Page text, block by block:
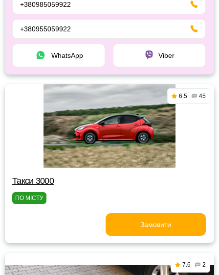
+380985059922
+380955059922
WhatsApp Viber
6.5 45
Такси 3000
ПО МІСТУ
Замовити
7.6 2